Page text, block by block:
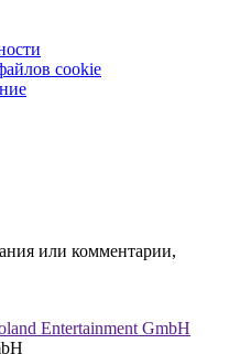
cookie
или комментарии,